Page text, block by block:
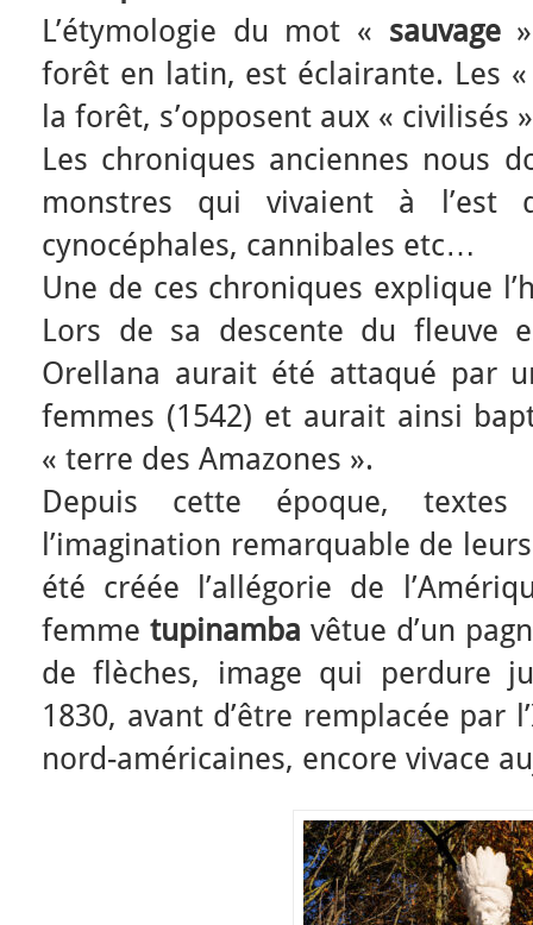
L’étymologie du mot « sauvage»
forêt en latin, est éclairante. Les
la forêt, s’opposent aux « civilisés
Les chroniques anciennes nous
monstres qui vivaient à l’est
cynocéphales, cannibales etc…
Une de ces chroniques explique
Lors de sa descente du fleuve
Orellana aurait été attaqué par
femmes (1542) et aurait ainsi
« terre des Amazones ».
Depuis cette époque,
l’imagination remarquable de
été créée l’allégorie de
femme tupinamba vêtue d’un
de flèches, image qui perdure
1830, avant d’être remplacée par
nord-américaines, encore vivace